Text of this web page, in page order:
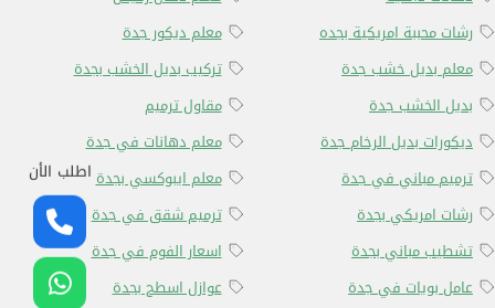
رشات محببة امريكية بجده
معلم ديكور جدة
معلم بديل خشب جدة
تركيب بديل الخشب بجدة
بديل الخشب جدة
مقاول ترميم
ديكورات بديل الرخام جدة
معلم دهانات في جدة
ترميم مباني في جدة
معلم ايبوكسي بجدة
رشات امريكي بجدة
ترميم شقق في جدة
تشطيب مباني بجدة
اسعار الفوم في جدة
عامل بويات في جدة
عوازل اسطح بجدة
اطلب الأن